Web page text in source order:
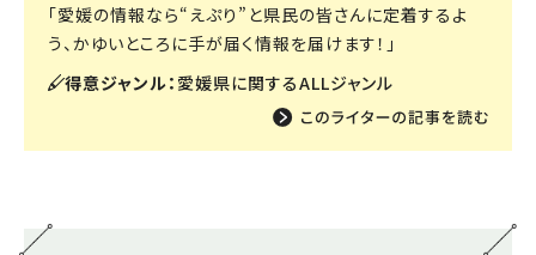
「愛媛の情報なら“えぷり”と県民の皆さんに定着するよ
う、かゆいところに手が届く情報を届けます！」
得意ジャンル： 愛媛県に関するALLジャンル